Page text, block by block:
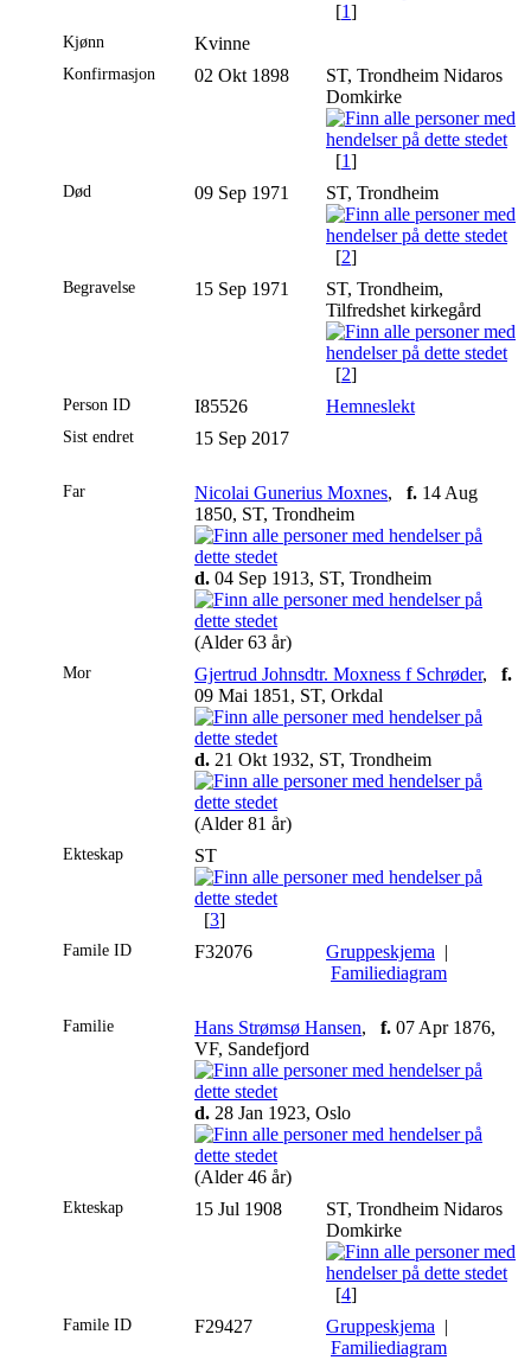
[1]
Kjønn Kvinne
Konfirmasjon 02 Okt 1898
ST, Trondheim Nidaros
Domkirke
[1]
Død 09 Sep 1971 ST, Trondheim
[2]
Begravelse 15 Sep 1971
ST, Trondheim,
Tilfredshet kirkegård
[2]
Person ID I85526 Hemneslekt
Sist endret 15 Sep 2017
Far Nicolai Gunerius Moxnes, f. 14 Aug
1850, ST, Trondheim
d. 04 Sep 1913, ST, Trondheim
(Alder 63 år)
Mor Gjertrud Johnsdtr. Moxness f Schrøder, f.
09 Mai 1851, ST, Orkdal
d. 21 Okt 1932, ST, Trondheim
(Alder 81 år)
Ekteskap ST
[3]
Famile ID F32076 Gruppeskjema |
Familiediagram
Familie Hans Strømsø Hansen, f. 07 Apr 1876,
VF, Sandefjord
d. 28 Jan 1923, Oslo
(Alder 46 år)
Ekteskap 15 Jul 1908
ST, Trondheim Nidaros
Domkirke
[4]
Famile ID F29427 Gruppeskjema |
Familiediagram